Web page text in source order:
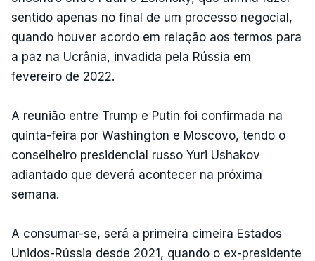
sentido apenas no final de um processo negocial,
quando houver acordo em relação aos termos para
a paz na Ucrânia, invadida pela Rússia em
fevereiro de 2022.
A reunião entre Trump e Putin foi confirmada na
quinta-feira por Washington e Moscovo, tendo o
conselheiro presidencial russo Yuri Ushakov
adiantado que deverá acontecer na próxima
semana.
A consumar-se, será a primeira cimeira Estados
Unidos-Rússia desde 2021, quando o ex-presidente